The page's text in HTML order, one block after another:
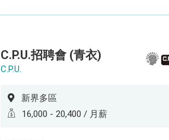
C.P.U.招聘會 (青衣)
C.P.U.
新界多區
16,000 - 20,400 / 月薪